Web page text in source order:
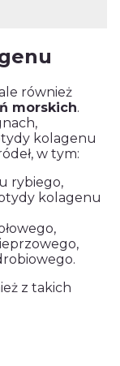
również
morskich.
kolagenu
w tym:
rybiego,
kolagenu
z takich